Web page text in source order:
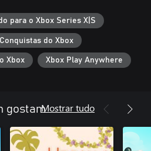
para o Xbox Series X|S
Conquistas do Xbox
Xbox Xbox Play Anywhere
gostamMostrar tudo